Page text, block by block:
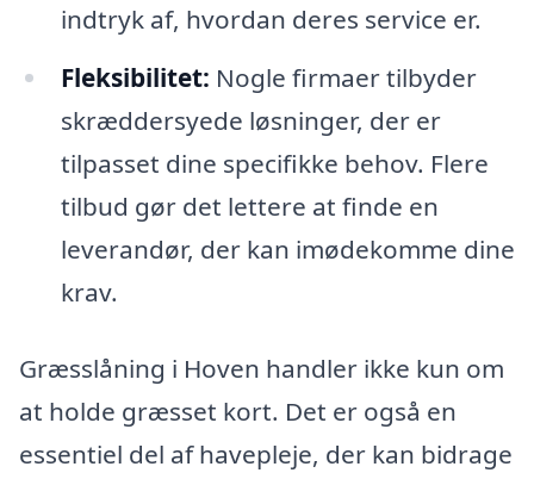
indtryk af, hvordan deres service er.
Fleksibilitet: Nogle firmaer tilbyder
skræddersyede løsninger, der er
tilpasset dine specifikke behov. Flere
tilbud gør det lettere at finde en
leverandør, der kan imødekomme dine
krav.
Græsslåning i Hoven handler ikke kun om
at holde græsset kort. Det er også en
essentiel del af havepleje, der kan bidrage